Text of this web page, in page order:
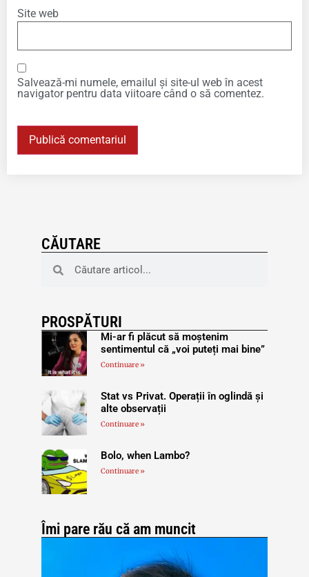
Site web
Salvează-mi numele, emailul și site-ul web în acest
navigator pentru data viitoare când o să comentez.
CĂUTARE
PROSPĂTURI
Mi-ar fi plăcut să moștenim
sentimentul că „voi puteți mai bine”
Continuare »
Stat vs Privat. Operații în oglindă și
alte observații
Continuare »
Bolo, when Lambo?
Continuare »
Îmi pare rău că am muncit